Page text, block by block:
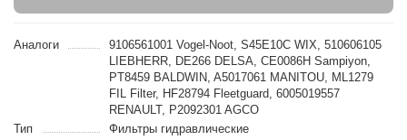
Аналоги
9106561001 Vogel-Noot, S45E10C WIX, 510606105
LIEBHERR, DE266 DELSA, CE0086H Sampiyon,
PT8459 BALDWIN, A5017061 MANITOU, ML1279
FIL Filter, HF28794 Fleetguard, 6005019557
RENAULT, P2092301 AGCO
Тип
Фильтры гидравлические